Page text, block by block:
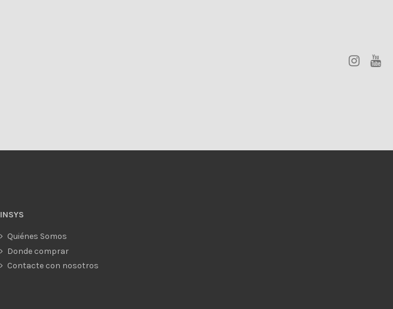
INSYS
Quiénes Somos
Donde comprar
Contacte con nosotros